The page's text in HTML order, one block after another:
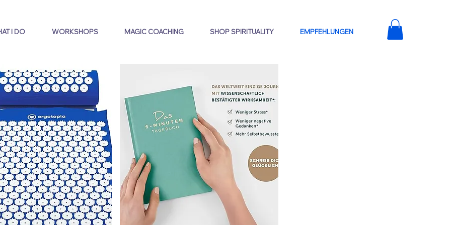
I DO WORKSHOPS MAGIC COACHING SHOP SPIRITUALITY EMPFEHLUNGEN